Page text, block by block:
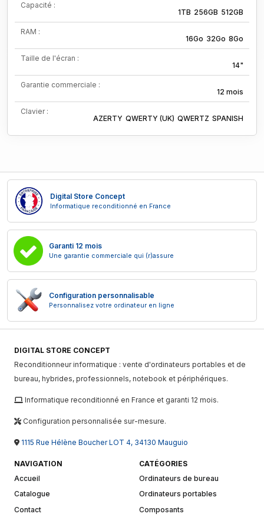
Capacité :
1TB 256GB 512GB
RAM :
16Go 32Go 8Go
Taille de l'écran :
14"
Garantie commerciale :
12 mois
Clavier :
AZERTY QWERTY (UK) QWERTZ SPANISH
Digital Store Concept
Informatique reconditionné en France
Garanti 12 mois
Une garantie commerciale qui (r)assure
Configuration personnalisable
Personnalisez votre ordinateur en ligne
DIGITAL STORE CONCEPT
Reconditionneur informatique : vente d'ordinateurs portables et de
bureau, hybrides, professionnels, notebook et périphériques.
Informatique reconditionné en France et garanti 12 mois.
Configuration personnalisée sur-mesure.
1115 Rue Hélène Boucher LOT 4, 34130 Mauguio
NAVIGATION
Accueil
Catalogue
Contact
CATÉGORIES
Ordinateurs de bureau
Ordinateurs portables
Composants